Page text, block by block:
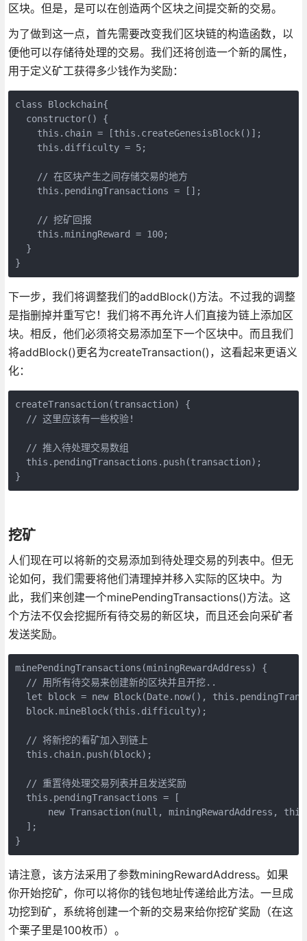
区块。但是，是可以在创造两个区块之间提交新的交易。
为了做到这一点，首先需要改变我们区块链的构造函数，以
便他可以存储待处理的交易。我们还将创造一个新的属性，
用于定义矿工获得多少钱作为奖励：
class Blockchain{
  constructor() {
    this.chain = [this.createGenesisBlock()];
    this.difficulty = 5;
    // 在区块产生之间存储交易的地方
    this.pendingTransactions = [];
    // 挖矿回报
    this.miningReward = 100;
  }
下一步，我们将调整我们的addBlock()方法。不过我的调整
是指删掉并重写它！我们将不再允许人们直接为链上添加区
块。相反，他们必须将交易添加至下一个区块中。而且我们
将addBlock()更名为createTransaction()，这看起来更语义
化：
createTransaction(transaction) {
  // 这里应该有一些校验!
  // 推入待处理交易数组
  this.pendingTransactions.push(transaction);
}
挖矿
人们现在可以将新的交易添加到待处理交易的列表中。但无
论如何，我们需要将他们清理掉并移入实际的区块中。为
此，我们来创建一个minePendingTransactions()方法。这
个方法不仅会挖掘所有待交易的新区块，而且还会向采矿者
发送奖励。
minePendingTransactions(miningRewardAddress) {
  // 用所有待交易来创建新的区块并且开挖..
let block = new Block(Date.now(),
  block.mineBlock(this.difficulty);
  // 将新挖的看矿加入到链上
  this.chain.push(block);
  // 重置待处理交易列表并且发送奖励
  this.pendingTransactions = [
new Transaction(null, miningRewardAddress,
  ];
请注意，该方法采用了参数miningRewardAddress。如果
你开始挖矿，你可以将你的钱包地址传递给此方法。一旦成
功挖到矿，系统将创建一个新的交易来给你挖矿奖励（在这
个栗子里是100枚币）。